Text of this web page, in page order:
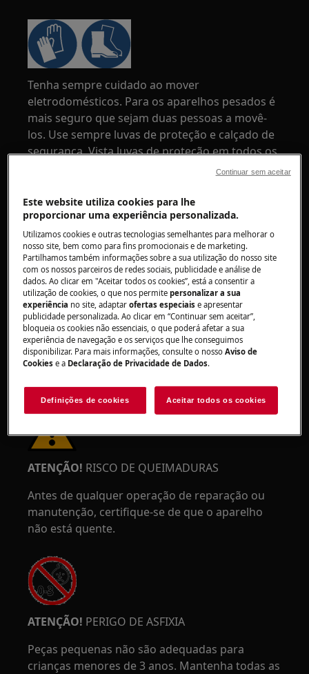
Tenha sempre cuidado ao mover
eletrodomésticos. Para os aparelhos pesados é
mais seguro que sejam duas pessoas a movê-
los. Use sempre luvas de proteção e calçado de
segurança. Vista luvas de proteção em todos os
momentos para se proteger de cortes
AVISO!RISCO DE LESÃO OCULAR
Use óculos de proteção se realizar trabalhos de
ATENÇÃO! RISCO DE QUEIMADURAS
Antes de qualquer operação de reparação ou
manutenção, certifique-se de que o aparelho
não está quente.
ATENÇÃO! PERIGO DE ASFIXIA
Peças pequenas não são adequadas para
crianças menores de 3 anos. Mantenha todas as
Este website utiliza cookies para lhe
proporcionar uma experiência personalizada.
Utilizamos cookies e outras tecnologias semelhantes para melhorar o
nosso site, bem como para fins promocionais e de marketing.
Partilhamos também informações sobre a sua utilização do nosso site
com os nossos parceiros de redes sociais, publicidade e análise de
dados. Ao clicar em "Aceitar todos os cookies”, está a consentir a
utilização de cookies, o que nos permitepersonalizar a sua
experiência no site, adaptarofertas especiaise apresentar
publicidade personalizada. Ao clicar em “Continuar sem aceitar”,
bloqueia os cookies não essenciais, o que poderá afetar a sua
experiência de navegação e os serviços que lhe conseguimos
disponibilizar. Para mais informações, consulte o nossoAviso de
Cookies e a Declaração de Privacidade de Dados.
Definições de cookies Aceitar todos os cookies
Continuar sem aceitar